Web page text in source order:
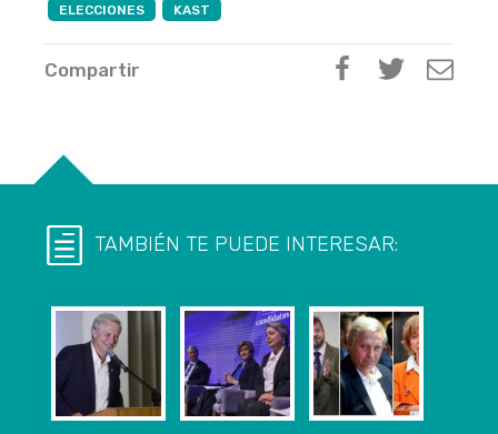
ELECCIONES KAST
Compartir
TAMBIÉN TE PUEDE INTERESAR: